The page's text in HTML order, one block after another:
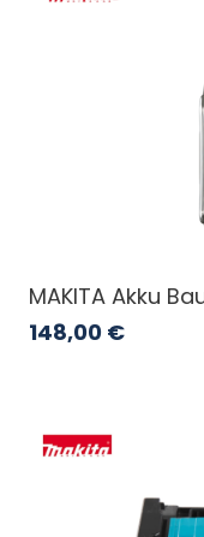
MAKITA Akku
148,00 €